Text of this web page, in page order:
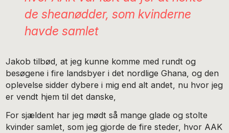
de sheanødder, som kvinderne
havde samlet
Jakob tilbød, at jeg kunne komme med rundt og
besøgene i fire landsbyer i det nordlige Ghana, og den
oplevelse sidder dybere i mig end alt andet, nu hvor jeg
er vendt hjem til det danske,
For sjældent har jeg mødt så mange glade og stolte
kvinder samlet, som jeg gjorde de fire steder, hvor AAK